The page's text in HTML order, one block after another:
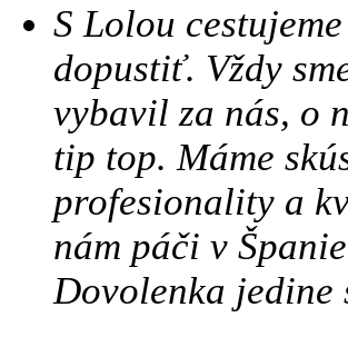
S Lolou
dopustiť. Vždy
vybavil za nás, o
tip top. Máme
profesionality a
nám páči v
Dovolenka jedine